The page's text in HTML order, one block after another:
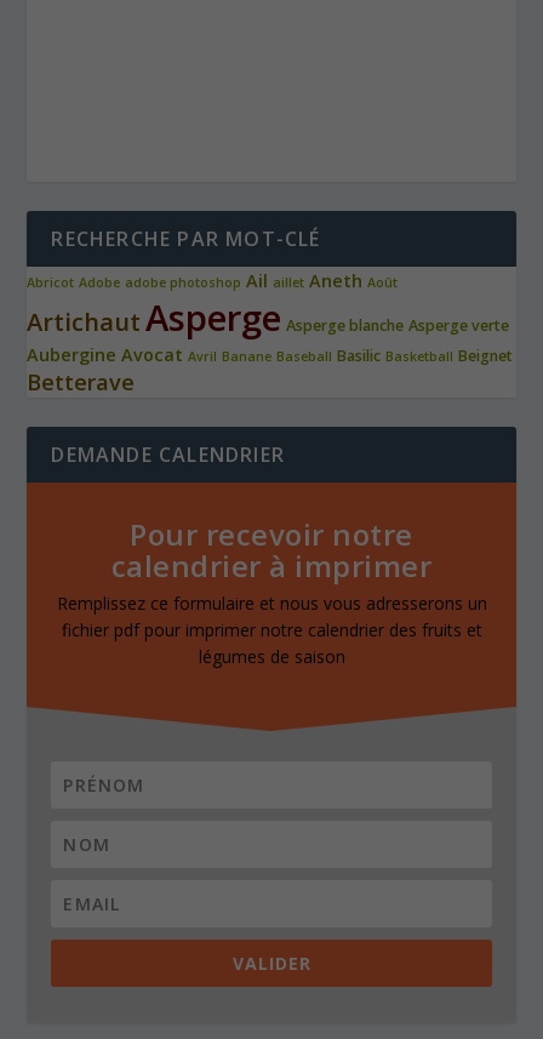
RECHERCHE PAR MOT-CLÉ
Abricot Adobe adobe photoshop Ail aillet Aneth Août
Artichaut Asperge Asperge blanche Asperge verte
Aubergine Avocat Avril Banane Baseball Basilic Basketball Beignet
Betterave
DEMANDE CALENDRIER
Pour recevoir notre
calendrier à imprimer
Remplissez ce formulaire et nous vous adresserons un
fichier pdf pour imprimer notre calendrier des fruits et
légumes de saison
VALIDER